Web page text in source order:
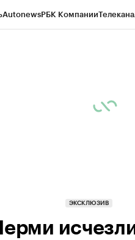
AutonewsРБК Компании
ЭКСКЛЮЗИВ